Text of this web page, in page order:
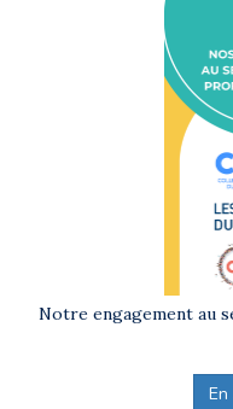
Notre engagement au
En